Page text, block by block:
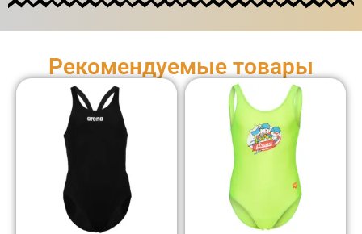
Рекомендуемые товары